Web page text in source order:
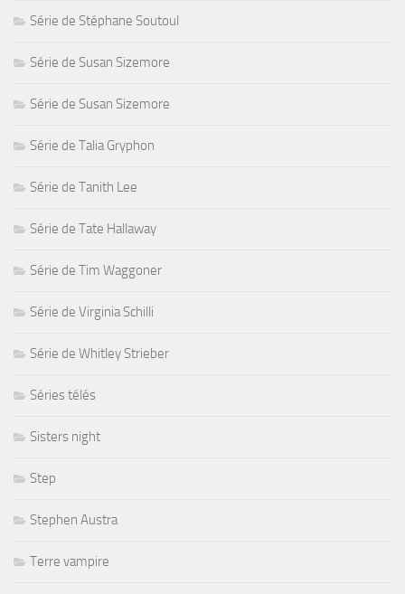
Série de Stéphane Soutoul
Série de Susan Sizemore
Série de Susan Sizemore
Série de Talia Gryphon
Série de Tanith Lee
Série de Tate Hallaway
Série de Tim Waggoner
Série de Virginia Schilli
Série de Whitley Strieber
Séries télés
Sisters night
Step
Stephen Austra
Terre vampire